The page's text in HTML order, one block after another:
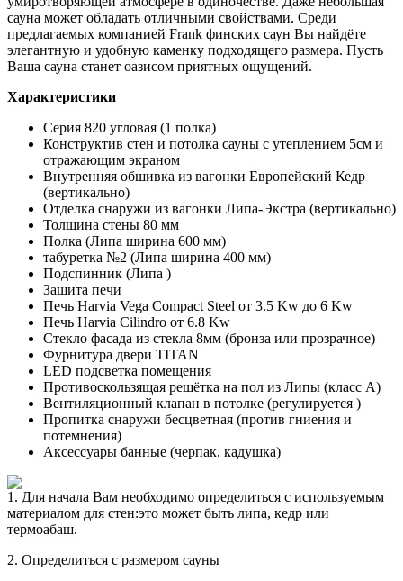
сауна может обладать отличными свойствами. Среди
предлагаемых компанией Frank финских саун Вы найдёте
элегантную и удобную каменку подходящего размера. Пусть
Ваша сауна станет оазисом приятных ощущений.
Характеристики
Серия 820 угловая (1 полка)
Конструктив стен и потолка сауны с утеплением 5см и
отражающим экраном
Внутренняя обшивка из вагонки Европейский Кедр
(вертикально)
Отделка снаружи из вагонки Липа-Экстра (вертикально)
Толщина стены 80 мм
Полка (Липа ширина 600 мм)
табуретка №2 (Липа ширина 400 мм)
Подспинник (Липа )
Защита печи
Печь Harvia Vega Compact Steel от 3.5 Kw до 6 Kw
Печь Harvia Cilindro от 6.8 Kw
Стекло фасада из стекла 8мм (бронза или прозрачное)
Фурнитура двери TITAN
LED подсветка помещения
Противоскользящая решётка на пол из Липы (класс А)
Вентиляционный клапан в потолке (регулируется )
Пропитка снаружи бесцветная (против гниения и
потемнения)
Аксессуары банные (черпак, кадушка)
1. Для начала Вам необходимо определиться с используемым
материалом для стен:это может быть липа, кедр или
термоабаш.
2. Определиться с размером сауны